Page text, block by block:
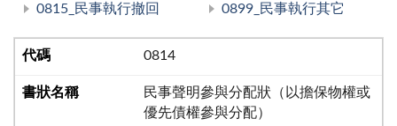
0815_民事執行撤回 0899_民事執行其它
0814
民事聲明參與分配狀（以擔保物權或
優先債權參與分配）